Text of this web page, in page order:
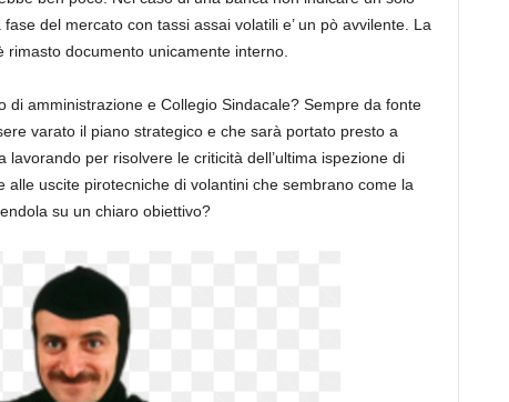
del mercato con tassi assai volatili e’ un pò avvilente. La
documento unicamente interno.
di amministrazione e Collegio Sindacale? Sempre da fonte
varato il piano strategico e che sarà portato presto a
per risolvere le criticità dell’ultima ispezione di
alle uscite pirotecniche di volantini che sembrano come la
su un chiaro obiettivo?